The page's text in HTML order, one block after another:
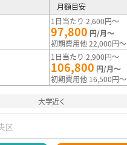
月額目安
1日当たり 2,600円～
97,800 円/月～
初期費用他 22,000円～
1日当たり 2,900円～
106,800 円/月～
初期費用他 16,500円～
大学近く
区